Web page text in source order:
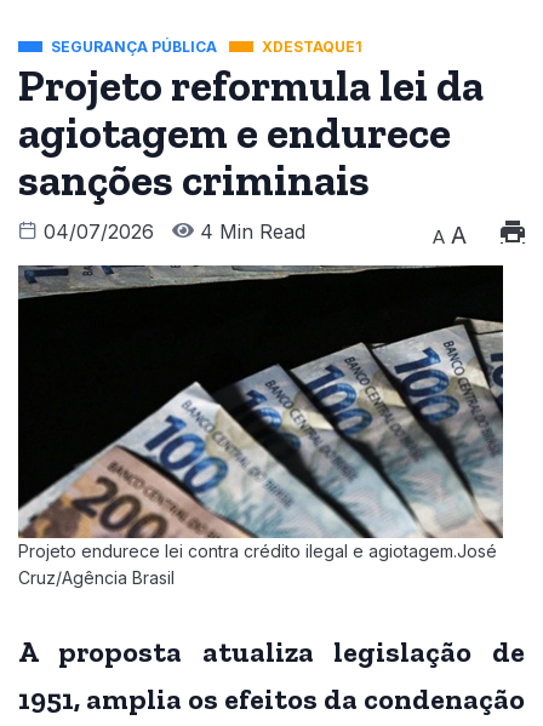
SEGURANÇA PÚBLICA XDESTAQUE1
Projeto reformula lei da
agiotagem e endurece
sanções criminais
04/07/2026 4 Min Read A A
Projeto endurece lei contra crédito ilegal e agiotagem.José
Cruz/Agência Brasil
A proposta atualiza legislação de
1951, amplia os efeitos da condenação